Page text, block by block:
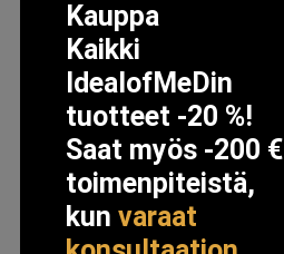
Kauppa
Kaikki
IdealofMeDin
tuotteet -20 %!
Saat myös -200 €
toimenpiteistä,
kunvaraat